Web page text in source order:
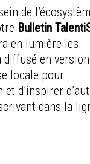
de
Bulletin
en lumière les
en version
locale pour
d’inspirer
dans la